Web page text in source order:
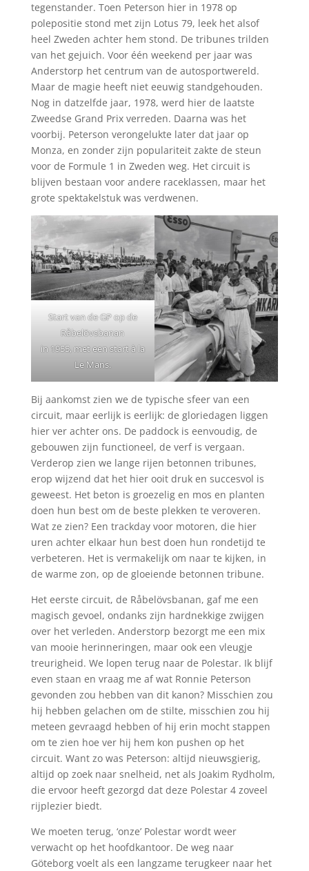
tegenstander. Toen Peterson hier in 1978 op
polepositie stond met zijn Lotus 79, leek het alsof
heel Zweden achter hem stond. De tribunes trilden
van het gejuich. Voor één weekend per jaar was
Anderstorp het centrum van de autosportwereld.
Maar de magie heeft niet eeuwig standgehouden.
Nog in datzelfde jaar, 1978, werd hier de laatste
Zweedse Grand Prix verreden. Daarna was het
voorbij. Peterson verongelukte later dat jaar op
Monza, en zonder zijn populariteit zakte de steun
voor de Formule 1 in Zweden weg. Het circuit is
blijven bestaan voor andere raceklassen, maar het
grote spektakelstuk was verdwenen.
Start van de GP op de
Råbelövsbanan
in 1955, met een start à la
Le Mans.
Bij aankomst zien we de typische sfeer van een
circuit, maar eerlijk is eerlijk: de gloriedagen liggen
hier ver achter ons. De paddock is eenvoudig, de
gebouwen zijn functioneel, de verf is vergaan.
Verderop zien we lange rijen betonnen tribunes,
erop wijzend dat het hier ooit druk en succesvol is
geweest. Het beton is groezelig en mos en planten
doen hun best om de beste plekken te veroveren.
Wat ze zien? Een trackday voor motoren, die hier
uren achter elkaar hun best doen hun rondetijd te
verbeteren. Het is vermakelijk om naar te kijken, in
de warme zon, op de gloeiende betonnen tribune.
Het eerste circuit, de Råbelövsbanan, gaf me een
magisch gevoel, ondanks zijn hardnekkige zwijgen
over het verleden. Anderstorp bezorgt me een mix
van mooie herinneringen, maar ook een vleugje
treurigheid. We lopen terug naar de Polestar. Ik blijf
even staan en vraag me af wat Ronnie Peterson
gevonden zou hebben van dit kanon? Misschien zou
hij hebben gelachen om de stilte, misschien zou hij
meteen gevraagd hebben of hij erin mocht stappen
om te zien hoe ver hij hem kon pushen op het
circuit. Want zo was Peterson: altijd nieuwsgierig,
altijd op zoek naar snelheid, net als Joakim Rydholm,
die ervoor heeft gezorgd dat deze Polestar 4 zoveel
rijplezier biedt.
We moeten terug, ‘onze’ Polestar wordt weer
verwacht op het hoofdkantoor. De weg naar
Göteborg voelt als een langzame terugkeer naar het